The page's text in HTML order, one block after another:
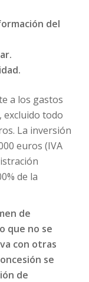
del
a los gastos
excluido todo
La inversión
euros (IVA
de la
de
que no se
con otras
se
de